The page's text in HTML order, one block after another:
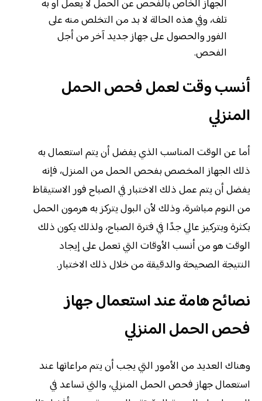
الجهاز الخاص بالفحص عن الحمل لا يعمل أو به
تلف، وفي هذه الحالة لا بد من التخلص منه على
الفور والحصول على جهاز جديد آخر من أجل
الفحص.
أنسب وقت لعمل فحص الحمل
المنزلي
أما عن الوقت المناسب الذي يفضل أن يتم استعمال به
ذلك الجهاز المخصص بفحص الحمل من المنزل، فإنه
يفضل أن يتم عمل ذلك الاختبار في الصباح فور الاستيقاظ
من النوم مباشرة، وذلك لأن البول يتركز به هرمون الحمل
بكثرة وبتركيز عالي جدًا في فترة الصباح، ولذلك يكون ذلك
الوقت هو من أنسب الأوقات التي تعمل على إيجاد
النتيجة الصحيحة والدقيقة من خلال ذلك الاختبار.
نصائح هامة عند استعمال جهاز
فحص الحمل المنزلي
وهناك العديد من الأمور التي يجب أن يتم مراعاتها عند
استعمال جهاز فحص الحمل المنزلي، والتي تساعد في